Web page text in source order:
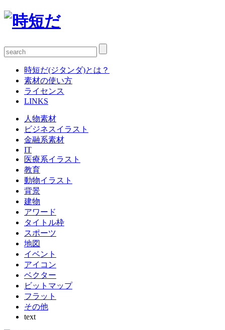
時短だ(ジタンダ)とは？
素材の使い方
ライセンス
LINKS
人物素材
ビジネスイラスト
金融系素材
IT
医療系イラスト
教育
動物イラスト
背景
建物
アワード
タイトル枠
スポーツ
地図
イベント
アイコン
ベクター
ビットマップ
フラット
その他
text